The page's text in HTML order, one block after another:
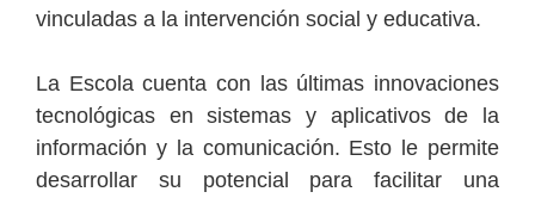
vinculadas a la intervención social y educativa.
La Escola cuenta con las últimas innovaciones
tecnológicas en sistemas y aplicativos de la
información y la comunicación. Esto le permite
desarrollar su potencial para facilitar una